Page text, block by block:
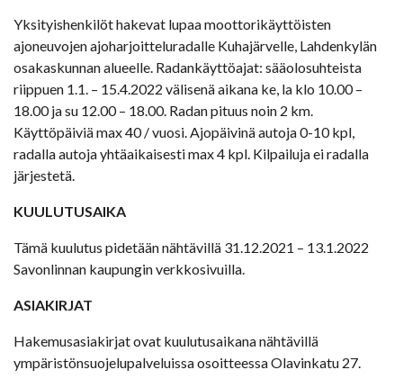
Yksityishenkilöt hakevat lupaa moottorikäyttöisten
ajoneuvojen ajoharjoitteluradalle Kuhajärvelle, Lahdenkylän
osakaskunnan alueelle. Radankäyttöajat: sääolosuhteista
riippuen 1.1. – 15.4.2022 välisenä aikana ke, la klo 10.00 –
18.00 ja su 12.00 – 18.00. Radan pituus noin 2 km.
Käyttöpäiviä max 40 / vuosi. Ajopäivinä autoja 0-10 kpl,
radalla autoja yhtäaikaisesti max 4 kpl. Kilpailuja ei radalla
järjestetä.
KUULUTUSAIKA
Tämä kuulutus pidetään nähtävillä 31.12.2021 – 13.1.2022
Savonlinnan kaupungin verkkosivuilla.
ASIAKIRJAT
Hakemusasiakirjat ovat kuulutusaikana nähtävillä
ympäristönsuojelupalveluissa osoitteessa Olavinkatu 27.